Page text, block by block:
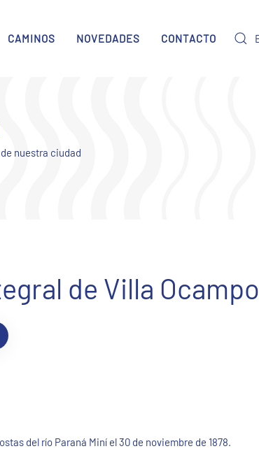
CAMINOS NOVEDADES CONTACTO
nuestra ciudad
de Villa Ocampo
del río Paraná Miní el 30 de noviembre de 1878.